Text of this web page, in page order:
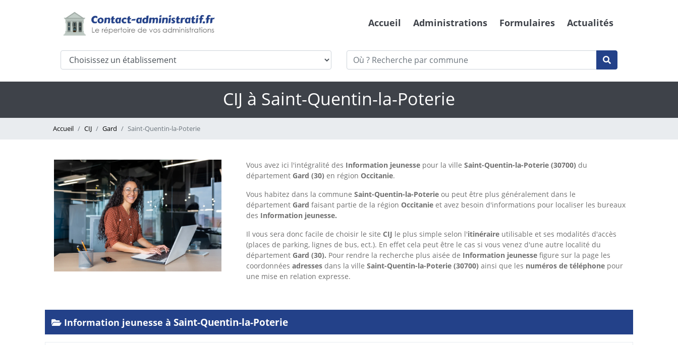
Accueil Administrations Formulaires Actualités
CIJ à Saint-Quentin-la-Poterie
Accueil CIJ Gard Saint-Quentin-la-Poterie
Vous avez ici l'intégralité des Information jeunessepour la ville Saint-Quentin-la-Poterie (30700) du
départementGard (30) en région Occitanie.
Vous habitez dans la commune Saint-Quentin-la-Poterie ou peut être plus généralement dans le
département Gard faisant partie de la région Occitanie et avez besoin d'informations pour localiser les bureaux
des Information jeunesse.
Il vous sera donc facile de choisir le site CIJ le plus simple selon l'itinéraireutilisable et ses modalités d'accès
(places de parking, lignes de bus, ect.). En effet cela peut être le cas si vous venez d'une autre localité du
département Gard (30). Pour rendre la recherche plus aisée de Information jeunessefigure sur la page les
coordonnées adressesdans la ville Saint-Quentin-la-Poterie (30700) ainsi que les numéros de téléphonepour
une mise en relation expresse.
Information jeunesse à Saint-Quentin-la-Poterie